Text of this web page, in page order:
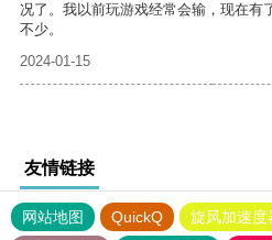
况了。我以前玩游戏经常会输，现在有
不少。
2024-01-15
友情链接
网站地图 QuickQ 旋风加速度